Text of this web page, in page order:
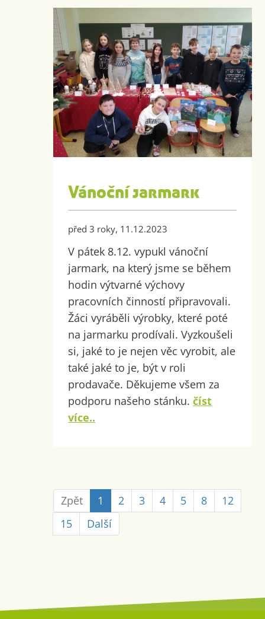
Vánoční jarmark
před 3 roky, 11.12.2023
V pátek 8.12. vypukl vánoční
jarmark, na který jsme se během
hodin výtvarné výchovy
pracovních činností připravovali.
Žáci vyráběli výrobky, které poté
na jarmarku prodívali. Vyzkoušeli
si, jaké to je nejen věc vyrobit, ale
také jaké to je, být v roli
prodavače. Děkujeme všem za
podporu našeho stánku.číst
více..
Zpět 1 2 3 4 5 8
12
15
Další